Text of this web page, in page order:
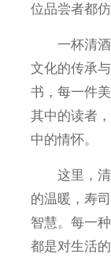
位品尝者都
一杯清酒
文化的传承
书，每一件
其中的读者
中的情怀。
这里，清
的温暖，寿
智慧。每一
都是对生活的